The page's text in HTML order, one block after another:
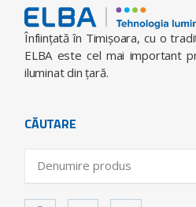
Înfiinţată în Timişoara, cu o
ELBA este cel mai important
iluminat din ţară.
CĂUTARE